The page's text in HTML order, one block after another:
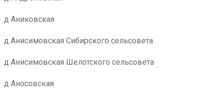
д Аниковская
д Анисимовская Сибирского сельсовета
д Анисимовская Шелотского сельсовета
д Аносовская